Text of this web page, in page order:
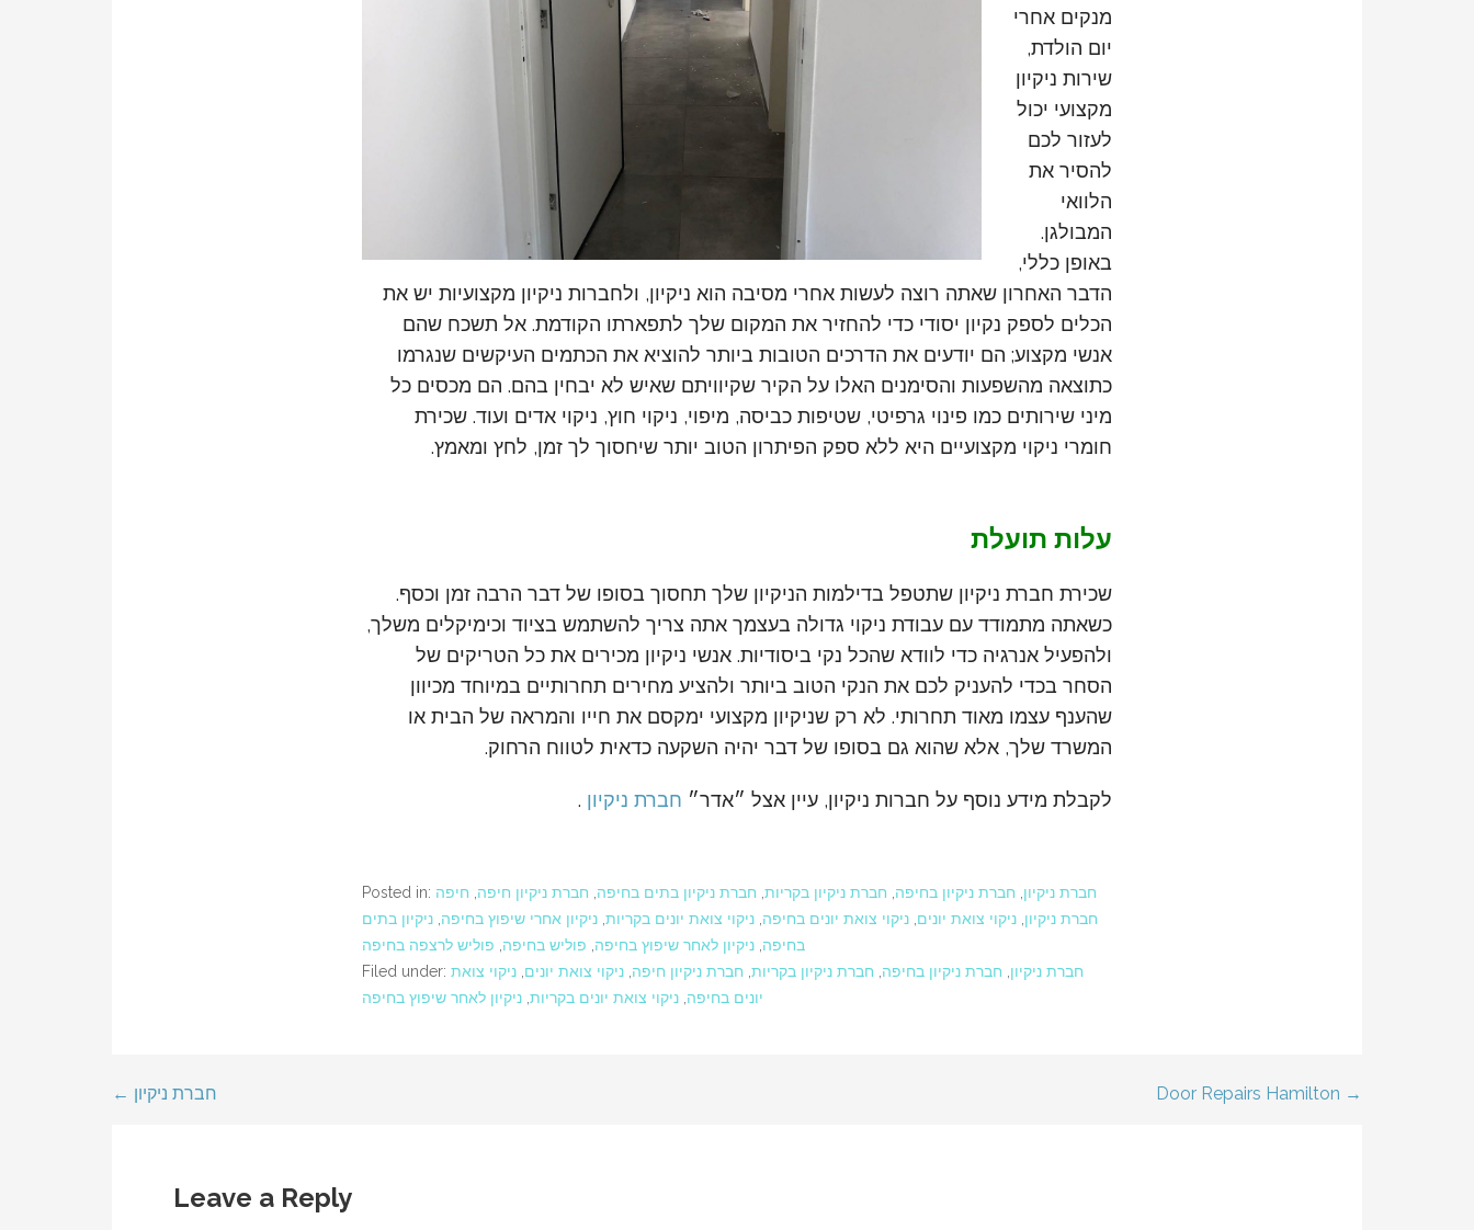
מנקים אחרי
יום הולדת,
שירות ניקיון
מקצועי יכול
לעזור לכם
להסיר את
הלוואי
המבולגן.
באופן כללי,
הדבר האחרון שאתה רוצה לעשות אחרי מסיבה הוא ניקיון, ולחברות ניקיון מקצועיות יש את
הכלים לספק נקיון יסודי כדי להחזיר את המקום שלך לתפארתו הקודמת. אל תשכח שהם
אנשי מקצוע; הם יודעים את הדרכים הטובות ביותר להוציא את הכתמים העיקשים שנגרמו
כתוצאה מהשפעות והסימנים האלו על הקיר שקיוויתם שאיש לא יבחין בהם. הם מכסים כל
מיני שירותים כמו פינוי גרפיטי, שטיפות כביסה, מיפוי, ניקוי חוץ, ניקוי אדים ועוד. שכירת
חומרי ניקוי מקצועיים היא ללא ספק הפיתרון הטוב יותר שיחסוך לך זמן, לחץ ומאמץ.
עלות תועלת
שכירת חברת ניקיון שתטפל בדילמות הניקיון שלך תחסוך בסופו של דבר הרבה זמן וכסף.
כשאתה מתמודד עם עבודת ניקוי גדולה בעצמך אתה צריך להשתמש בציוד וכימיקלים משלך,
ולהפעיל אנרגיה כדי לוודא שהכל נקי ביסודיות. אנשי ניקיון מכירים את כל הטריקים של
הסחר בכדי להעניק לכם את הנקי הטוב ביותר ולהציע מחירים תחרותיים במיוחד מכיוון
שהענף עצמו מאוד תחרותי. לא רק שניקיון מקצועי ימקסם את חייו והמראה של הבית או
המשרד שלך, אלא שהוא גם בסופו של דבר יהיה השקעה כדאית לטווח הרחוק.
לקבלת מידע נוסף על חברות ניקיון, עיין אצל ״אדר״ חברת ניקיון .
Posted in: חברת ניקיון, חברת ניקיון בחיפה, חברת ניקיון בקריות, חברת ניקיון בתים בחיפה, חברת ניקיון חיפה, חיפה
חברת ניקיון, ניקוי צואת יונים, ניקוי צואת יונים בחיפה, ניקוי צואת יונים בקריות, ניקיון אחרי שיפוץ בחיפה, ניקיון בתים
בחיפה, ניקיון לאחר שיפוץ בחיפה, פוליש בחיפה, פוליש לרצפה בחיפה
Filed under:
חברת ניקיון, חברת ניקיון בחיפה, חברת ניקיון בקריות, חברת ניקיון חיפה, ניקוי צואת יונים, ניקוי צואת
יונים בחיפה, ניקוי צואת יונים בקריות, ניקיון לאחר שיפוץ בחיפה
Post
← חברת ניקיון Door Repairs Hamilton →
Leave a Reply